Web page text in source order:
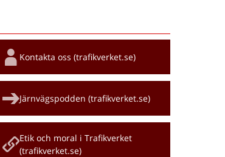
Snabblänkar
Kontakta oss (trafikverket.se)
Järnvägspodden (trafikverket.se)
Etik och moral i Trafikverket
(trafikverket.se)